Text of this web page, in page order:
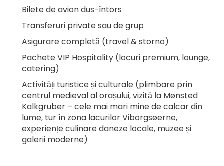
Bilete de avion dus-întors
Transferuri private sau de grup
Asigurare completă (travel & storno)
Pachete VIP Hospitality (locuri premium, lounge,
catering)
Activități turistice și culturale (plimbare prin
centrul medieval al orașului, vizită la Mønsted
Kalkgruber – cele mai mari mine de calcar din
lume, tur în zona lacurilor Viborgsøerne,
experiențe culinare daneze locale, muzee și
galerii moderne)